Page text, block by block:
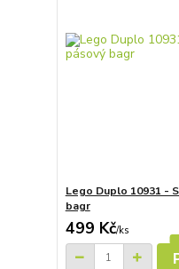
Lego Duplo 10931 -
bagr
499 Kč/ks